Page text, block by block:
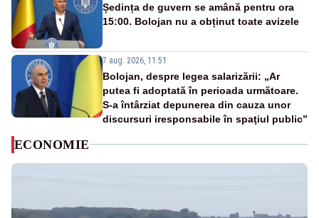
Ședința de guvern se amână pentru ora
15:00. Bolojan nu a obținut toate avizele
7 aug. 2026, 11:51
Bolojan, despre legea salarizării: „Ar
putea fi adoptată în perioada următoare.
S-a întârziat depunerea din cauza unor
discursuri iresponsabile în spaţiul public”
ECONOMIE